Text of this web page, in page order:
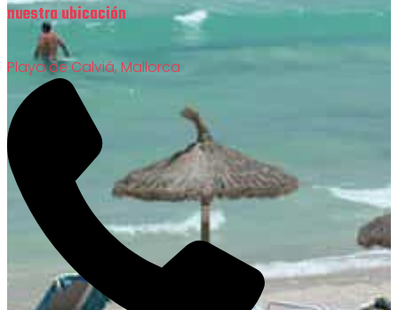
nuestra ubicación
Playa de Calviá, Mallorca